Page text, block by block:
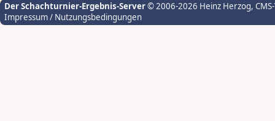
Der Schachturnier-Ergebnis-Server© 2006-2026 Heinz Herzog,
Impressum / Nutzungsbedingungen